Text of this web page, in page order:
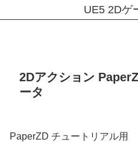
UE5 2Dゲ
2Dアクション
ータ
PaperZD チュートリアル用